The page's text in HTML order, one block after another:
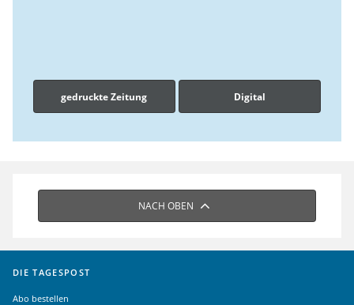
gedruckte Zeitung Digital
NACH OBEN
DIE TAGESPOST
Abo bestellen